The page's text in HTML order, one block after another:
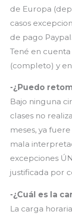
de Europa
casos
de pago Paypal.
Tené en
(completo) y en
-¿Puedo
Bajo ninguna
clases no
meses, ya
mala
excepciones
justificada por
-¿Cuál es la
La carga